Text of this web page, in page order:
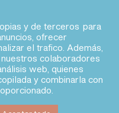
Spain
twitter
fab fa-slack
fab fa-youtube
y de terceros para
ofrecer
el trafico. Además,
colaboradores
web, quienes
y combinarla con